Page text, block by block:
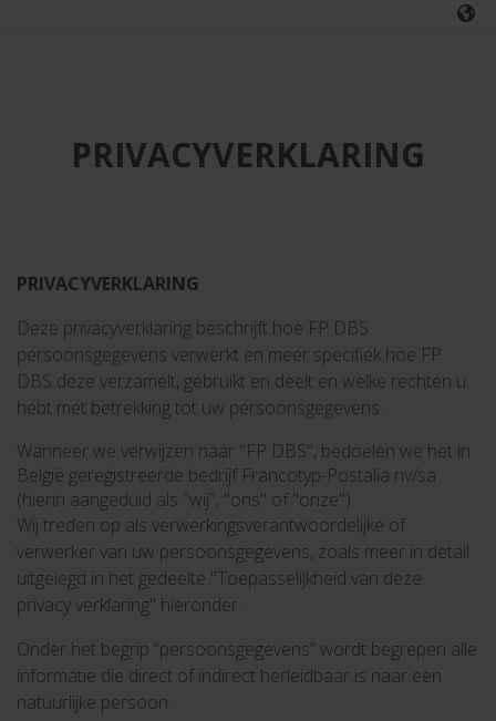
PRIVACYVERKLARING
PRIVACYVERKLARING
Deze privacyverklaring beschrijft hoe FP DBS
persoonsgegevens verwerkt en meer specifiek hoe FP
DBS deze verzamelt, gebruikt en deelt en welke rechten u
hebt met betrekking tot uw persoonsgegevens.
Wanneer we verwijzen naar "FP DBS", bedoelen we het in
België geregistreerde bedrijf Francotyp-Postalia nv/sa
(hierin aangeduid als "wij", "ons" of "onze").
Wij treden op als verwerkingsverantwoordelijke of
verwerker van uw persoonsgegevens, zoals meer in detail
uitgelegd in het gedeelte "Toepasselijkheid van deze
privacy verklaring" hieronder.
Onder het begrip “persoonsgegevens” wordt begrepen alle
informatie die direct of indirect herleidbaar is naar een
natuurlijke persoon.